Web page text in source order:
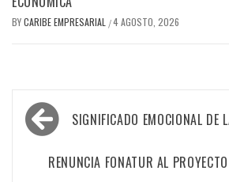
BYCARIBE EMPRESARIAL /4 AGOSTO, 2026
Navegación
de
entradas
SIGNIFICADO EMOCIONAL DE
RENUNCIA FONATUR AL